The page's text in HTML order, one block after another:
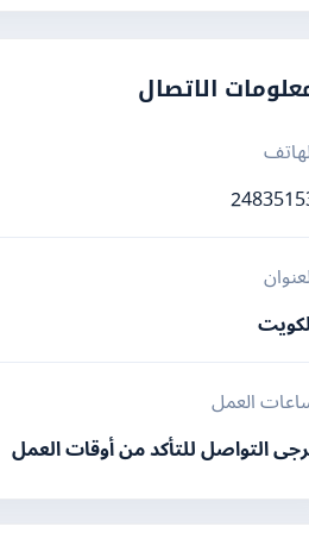
الاتصال
العمل
التواصل للتأكد من أوقات العمل